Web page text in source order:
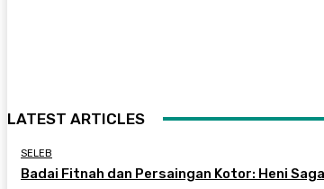
LATEST ARTICLES
SELEB
Badai Fitnah dan Persaingan Kotor: Heni